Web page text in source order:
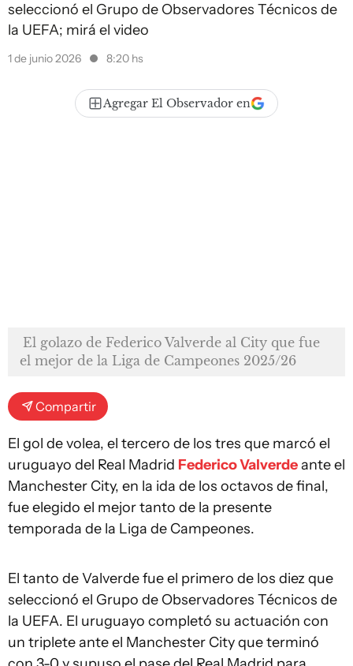
seleccionó el Grupo de Observadores Técnicos de
la UEFA; mirá el video
1 de junio 2026 8:20 hs
Agregar El Observador en
El golazo de Federico Valverde al City que fue
el mejor de la Liga de Campeones 2025/26
Compartir
El gol de volea, el tercero de los tres que marcó el
uruguayo del Real Madrid Federico Valverdeante el
Manchester City, en la ida de los octavos de final,
fue elegido el mejor tanto de la presente
temporada de la Liga de Campeones.
El tanto de Valverde fue el primero de los diez que
seleccionó el Grupo de Observadores Técnicos de
la UEFA. El uruguayo completó su actuación con
un triplete ante el Manchester City que terminó